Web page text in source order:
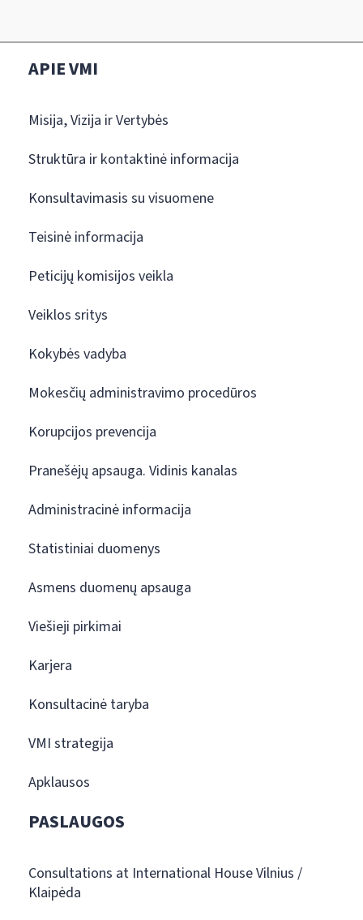
APIE VMI
Misija, Vizija ir Vertybės
Struktūra ir kontaktinė informacija
Konsultavimasis su visuomene
Teisinė informacija
Peticijų komisijos veikla
Veiklos sritys
Kokybės vadyba
Mokesčių administravimo procedūros
Korupcijos prevencija
Pranešėjų apsauga. Vidinis kanalas
Administracinė informacija
Statistiniai duomenys
Asmens duomenų apsauga
Viešieji pirkimai
Karjera
Konsultacinė taryba
VMI strategija
Apklausos
PASLAUGOS
Consultations at International House Vilnius /
Klaipėda